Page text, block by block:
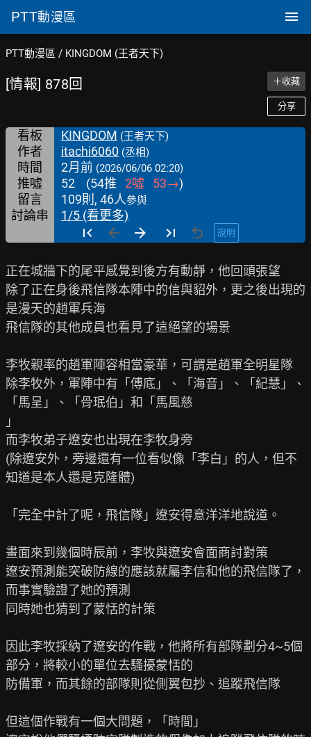
PTT動漫區
PTT動漫區 / KINGDOM (王者天下)
[情報] 878回 ＋收藏
分享
看板 KINGDOM (王者天下)
作者 itachi6060 (丞相)
時間 2月前 (2026/06/06 02:20)
推噓 52 (54推 2噓 53→)
留言
109則, 46人參與
討論串 1/5 (看更多)
說明
正在城牆下的尾平感覺到後方有動靜，他回頭張望
除了正在身後飛信隊本陣中的信與貂外，更之後出現的
是漫天的趙軍兵海
飛信隊的其他成員也看見了這絕望的場景
李牧親率的趙軍陣容相當豪華，可謂是趙軍全明星隊
除李牧外，軍陣中有「傅底」、「海音」、「紀慧」、
「馬呈」、「骨珉伯」和「馬風慈
」
而李牧弟子遼安也出現在李牧身旁
(除遼安外，旁邊還有一位看似像「李白」的人，但不
知道是本人還是克隆體)
「完全中計了呢，飛信隊」遼安得意洋洋地說道。
畫面來到幾個時辰前，李牧與遼安會面商討對策
遼安預測能突破防線的應該就屬李信和他的飛信隊了，
而事實驗證了她的預測
同時她也猜到了蒙恬的計策
因此李牧採納了遼安的作戰，他將所有部隊劃分4~5個
部分，將較小的單位去騷擾蒙恬的
防備軍，而其餘的部隊則從側翼包抄、追蹤飛信隊
但這個作戰有一個大問題，「時間」